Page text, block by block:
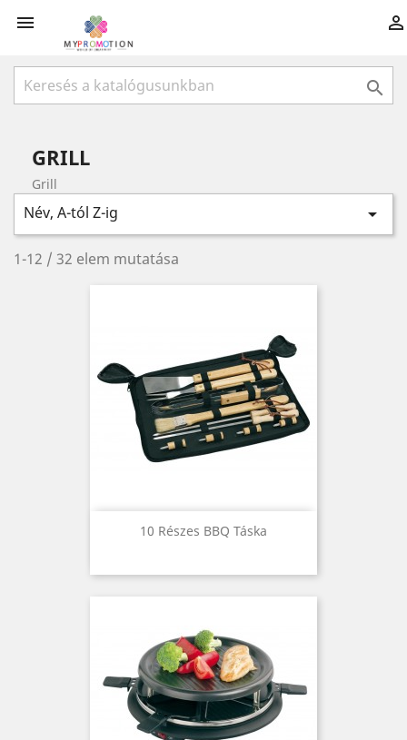
 

GRILL
Grill
Név, A-tól Z-ig 
1-12 / 32 elem mutatása
10 Részes BBQ Táska